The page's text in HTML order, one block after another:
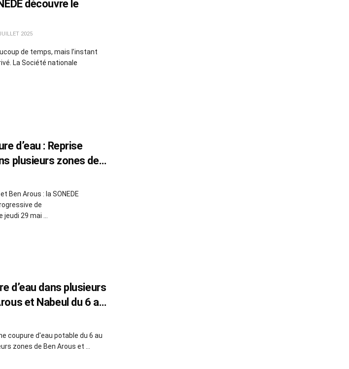
découvre le
2025
de temps, mais l’instant
La Société nationale
d’eau : Reprise
plusieurs zones de
Ben Arous : la SONEDE
de
29 mai ...
d’eau dans plusieurs
et Nabeul du 6 au
coupure d'eau potable du 6 au
zones de Ben Arous et ...